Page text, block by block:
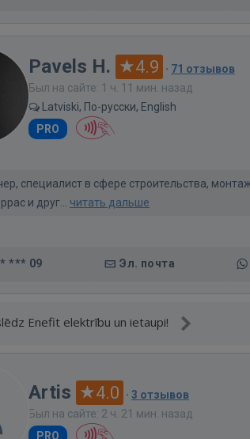
Pavels H. 4.9 · 71 отзывов
Был на сайте: 1 ч. 11 мин. назад
Latviski, По-русски, English
PRO
специалист в сфере строительства,
и друг... читать дальше
*** 09 Эл. почта
Enefit elektrību un ietaupi!
Artis 4.0 · 3 отзывов
Был на сайте: 2 ч. 21 мин. назад
PRO